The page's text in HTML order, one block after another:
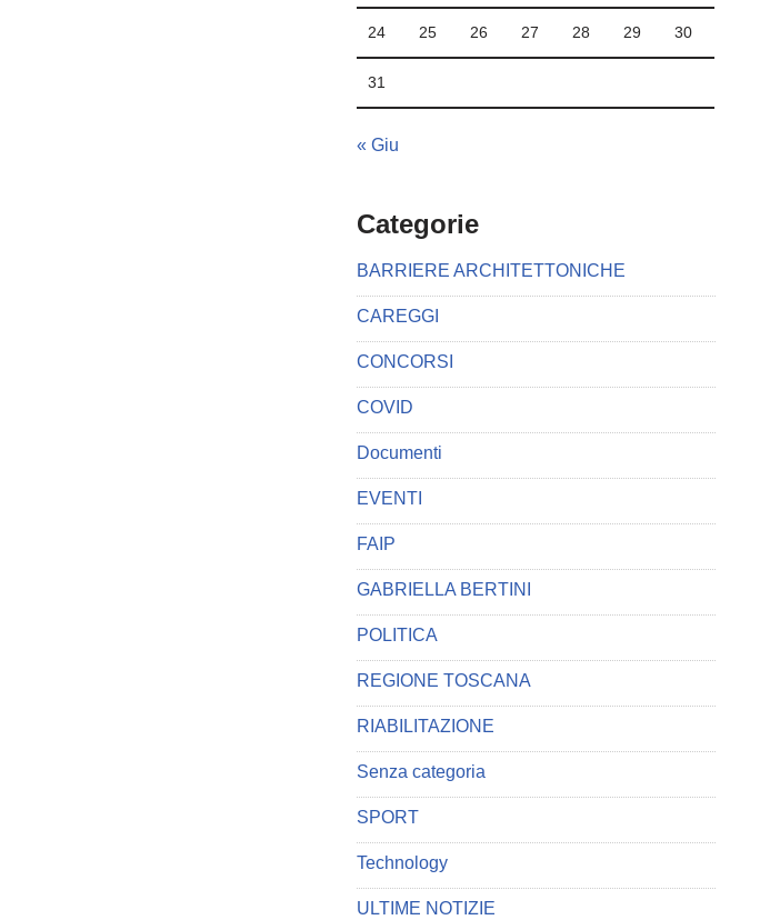
24 25 26 27 28 29 30
31
« Giu
Categorie
BARRIERE ARCHITETTONICHE
CAREGGI
CONCORSI
COVID
Documenti
EVENTI
FAIP
GABRIELLA BERTINI
POLITICA
REGIONE TOSCANA
RIABILITAZIONE
Senza categoria
SPORT
Technology
ULTIME NOTIZIE